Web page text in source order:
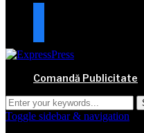
Comandă Publicitate
Toggle sidebar & navigation